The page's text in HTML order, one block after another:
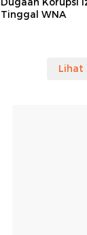
Tinggal WNA
Lihat